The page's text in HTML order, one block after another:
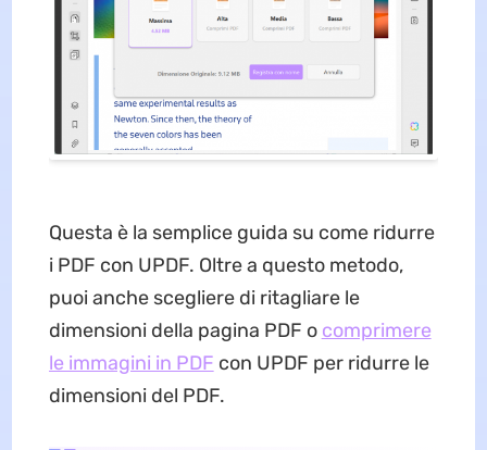
Questa è la semplice guida su come ridurre
i PDF con UPDF. Oltre a questo metodo,
puoi anche scegliere di ritagliare le
dimensioni della pagina PDF o comprimere
le immagini in PDF con UPDF per ridurre le
dimensioni del PDF.